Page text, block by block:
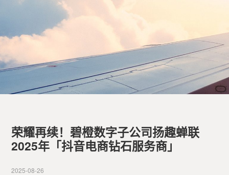
荣耀再续！碧橙数字子公司扬趣蝉联
2025年「抖音电商钻石服务商」
2025-08-26